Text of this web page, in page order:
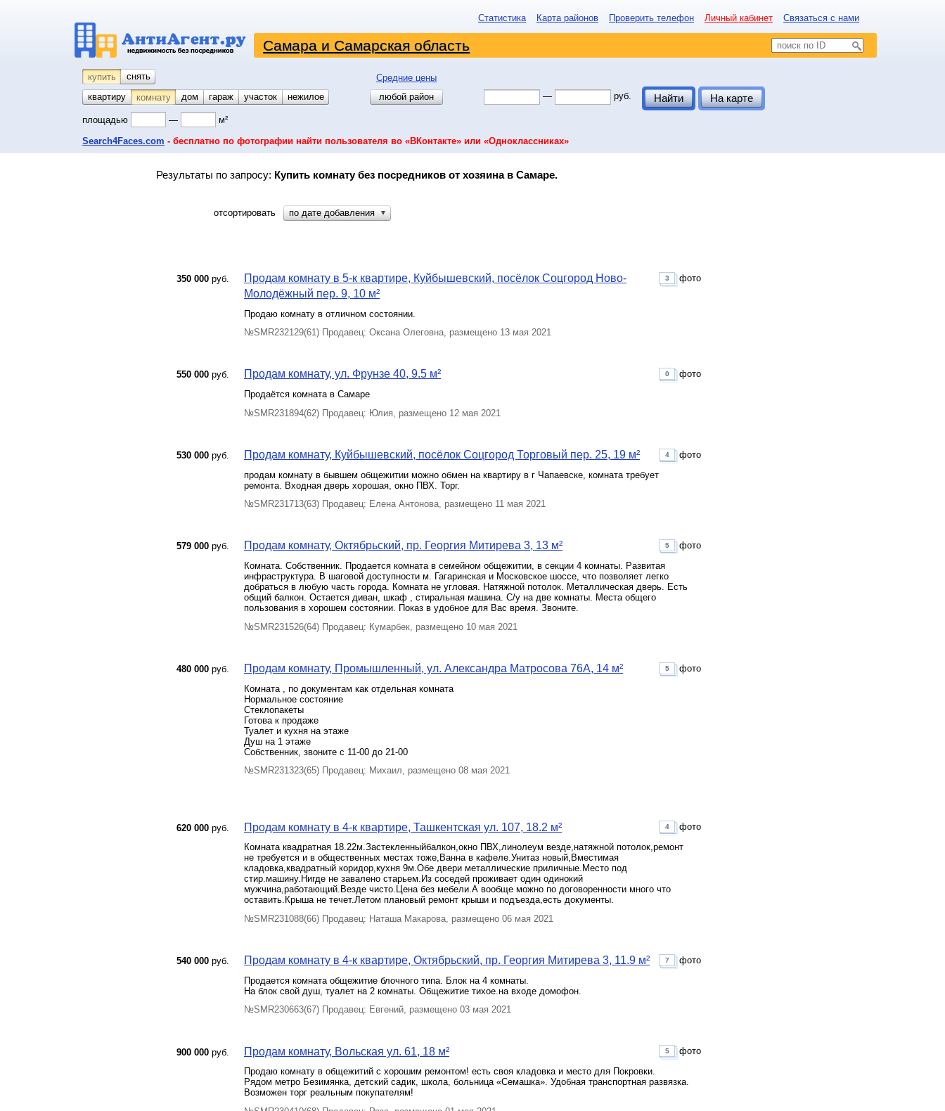
Статистика Карта районов Проверить телефон Личный кабинет Связаться с нами
Самара и Самарская область
купить снять
Средние цены
квартиру
комнату койко-место
дом гараж участок нежилое
площадью — м²
любой район — руб. Найти На карте
Search4Faces.com - бесплатно по фотографии найти пользователя во «ВКонтакте» или «Одноклассниках»
Результаты по запросу: Купить комнату без посредников от хозяина в Самаре.
отсортировать по дате добавления ▼
350 000 руб.
Продам комнату в 5-к квартире, Куйбышевский, посёлок Соцгород Ново-
Молодёжный пер. 9, 10 м²
Продаю комнату в отличном состоянии.
3 фото
№SMR232129(61) Продавец: Оксана Олеговна, размещено 13 мая 2021
550 000 руб. Продам комнату, ул. Фрунзе 40, 9.5 м²
Продаётся комната в Самаре
0 фото
№SMR231894(62) Продавец: Юлия, размещено 12 мая 2021
530 000 руб. Продам комнату, Куйбышевский, посёлок Соцгород Торговый пер. 25, 19 м²
продам комнату в бывшем общежитии можно обмен на квартиру в г Чапаевске, комната требует
ремонта. Входная дверь хорошая, окно ПВХ. Торг.
4 фото
№SMR231713(63) Продавец: Елена Антонова, размещено 11 мая 2021
579 000 руб. Продам комнату, Октябрьский, пр. Георгия Митирева 3, 13 м²
Комната. Собственник. Продается комната в семейном общежитии, в секции 4 комнаты. Развитая
инфраструктура. В шаговой доступности м. Гагаринская и Московское шоссе, что позволяет легко
добраться в любую часть города. Комната не угловая. Натяжной потолок. Металлическая дверь. Есть
общий балкон. Остается диван, шкаф , стиральная машина. С/у на две комнаты. Места общего
пользования в хорошем состоянии. Показ в удобное для Вас время. Звоните.
5 фото
№SMR231526(64) Продавец: Кумарбек, размещено 10 мая 2021
480 000 руб. Продам комнату, Промышленный, ул. Александра Матросова 76А, 14 м²
Комната , по документам как отдельная комната
Нормальное состояние
Стеклопакеты
Готова к продаже
Туалет и кухня на этаже
Душ на 1 этаже
Собственник, звоните с 11-00 до 21-00
5 фото
№SMR231323(65) Продавец: Михаил, размещено 08 мая 2021
620 000 руб. Продам комнату в 4-к квартире, Ташкентская ул. 107, 18.2 м²
Комната квадратная 18.22м.Застекленныйбалкон,окно ПВХ,линолеум везде,натяжной потолок,ремонт
не требуется и в общественных местах тоже,Ванна в кафеле.Унитаз новый,Вместимая
кладовка,квадратный коридор,кухня 9м.Обе двери металлические приличные.Место под
стир.машину.Нигде не завалено старьем.Из соседей проживает один одинокий
мужчина,работающий.Везде чисто.Цена без мебели.А вообще можно по договоренности много что
оставить.Крыша не течет.Летом плановый ремонт крыши и подъезда,есть документы.
4 фото
№SMR231088(66) Продавец: Наташа Макарова, размещено 06 мая 2021
540 000 руб. Продам комнату в 4-к квартире, Октябрьский, пр. Георгия Митирева 3, 11.9 м²
Продается комната общежитие блочного типа. Блок на 4 комнаты.
На блок свой душ, туалет на 2 комнаты. Общежитие тихое.на входе домофон.
7 фото
№SMR230663(67) Продавец: Евгений, размещено 03 мая 2021
900 000 руб. Продам комнату, Вольская ул. 61, 18 м²
Продаю комнату в общежитий с хорошим ремонтом! есть своя кладовка и место для Покровки.
Рядом метро Безимянка, детский садик, школа, больница «Семашка». Удобная транспортная развязка.
Возможен торг реальным покупателям!
5 фото